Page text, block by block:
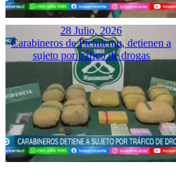
28 Julio, 2026
Carabineros de Pichilemu, detienen a
sujeto por tráfico de drogas